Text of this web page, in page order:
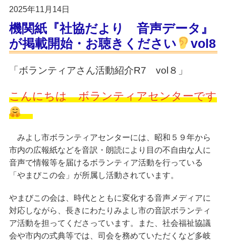
2025年11月14日
機関紙『社協だより 音声データ』
が掲載開始・お聴きください
vol8
「ボランティアさん活動紹介R7 vol８」
こんにちは ボランティアセンターです
みよし市ボランティアセンターには、昭和５９年から
市内の広報紙などを音訳・朗読により目の不自由な人に
音声で情報等を届けるボランティア活動を行っている
「やまびこの会 」が所属し活動されています。
やまびこの会は、時代とともに変化する音声メディアに
対応しながら、長きにわたりみよし市の音訳ボランティ
ア活動を担ってくださっています。また、社会福祉協議
会や市内の式典等では、司会を務めていただくなど多岐